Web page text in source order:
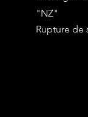
"NZ"
Rupture de